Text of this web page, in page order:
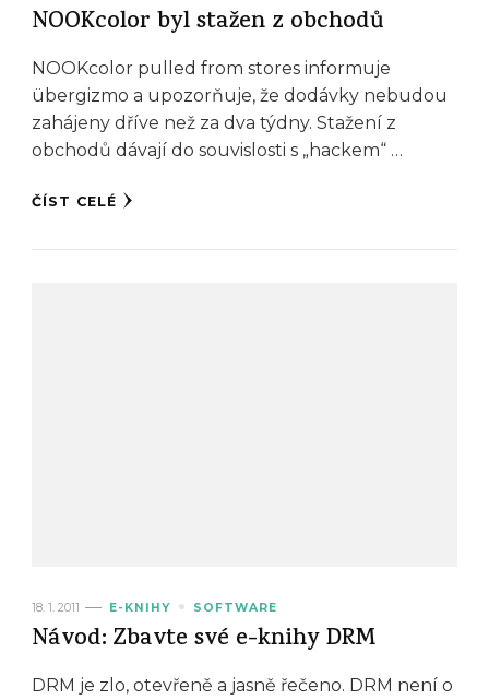
NOOKcolor byl stažen z obchodů
NOOKcolor pulled from stores informuje
übergizmo a upozorňuje, že dodávky nebudou
zahájeny dříve než za dva týdny. Stažení z
obchodů dávají do souvislosti s „hackem“ …
ČÍST CELÉ
18. 1. 2011 E-KNIHY SOFTWARE
Návod: Zbavte své e-knihy DRM
DRM je zlo, otevřeně a jasně řečeno. DRM není o